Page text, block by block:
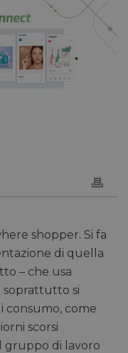
shopper. Si fa
di quella
– che usa
soprattutto si
consumo, come
scorsi
gruppo di lavoro